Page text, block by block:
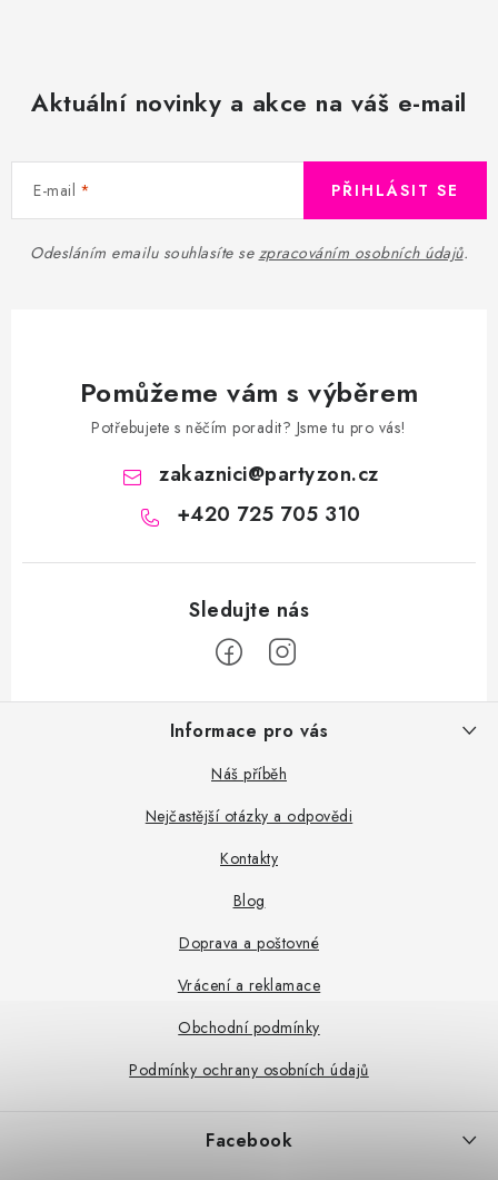
Aktuální novinky a akce na váš e-mail
E-mail
Odesláním emailu souhlasíte se zpracováním osobních údajů.
PŘIHLÁSIT SE
Pomůžeme vám s výběrem
Potřebujete s něčím poradit? Jsme tu pro vás!
zakaznici@partyzon.cz
+420 725 705 310
Z
Informace pro vás
Náš příběh
Nejčastější otázky a odpovědi
Kontakty
Blog
Doprava a poštovné
Vrácení a reklamace
Obchodní podmínky
Podmínky ochrany osobních údajů
Facebook